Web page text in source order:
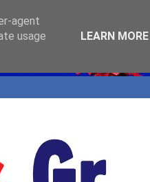
agent
usage
LEARN MORE